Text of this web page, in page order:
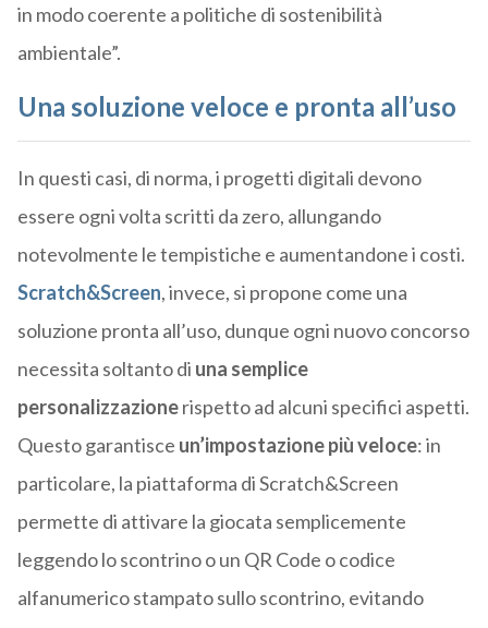
in modo coerente a politiche di sostenibilità
ambientale”.
Una soluzione veloce e pronta all’uso
In questi casi, di norma, i progetti digitali devono
essere ogni volta scritti da zero, allungando
notevolmente le tempistiche e aumentandone i costi.
Scratch&Screen, invece, si propone come una
soluzione pronta all’uso, dunque ogni nuovo concorso
necessita soltanto di una semplice
personalizzazionerispetto ad alcuni specifici aspetti.
Questo garantisce un’impostazionepiù veloce: in
particolare, la piattaforma di Scratch&Screen
permette di attivare la giocata semplicemente
leggendo lo scontrino o un QR Code o codice
alfanumerico stampato sullo scontrino, evitando